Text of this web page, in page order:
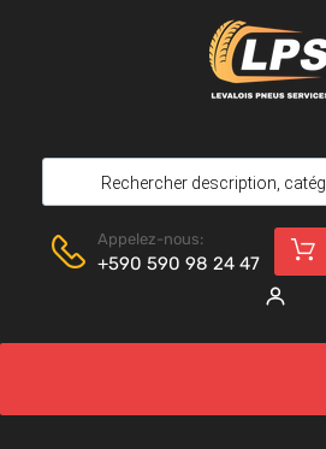
Appelez-nous:
+590 590 98 24 47